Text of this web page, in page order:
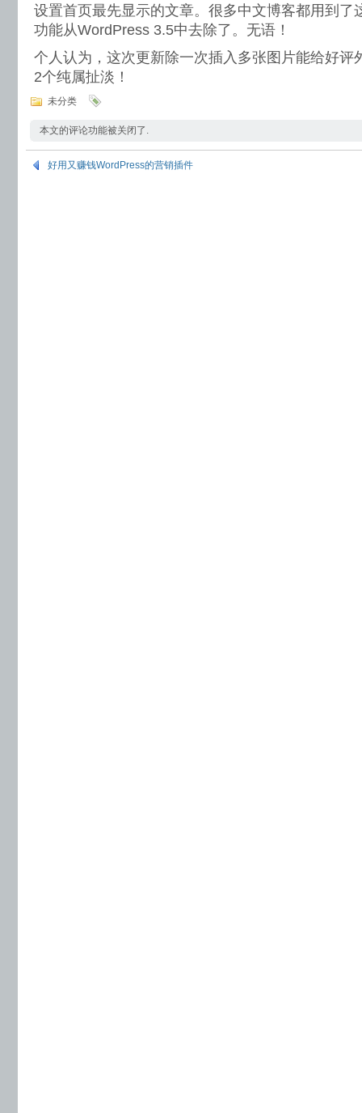
设置首页最先显示的文章。很多中文博客都用到了
功能从WordPress 3.5中去除了。无语！
个人认为，这次更新除一次插入多张图片能给好评
2个纯属扯淡！
未分类
本文的评论功能被关闭了.
好用又赚钱WordPress的营销插件